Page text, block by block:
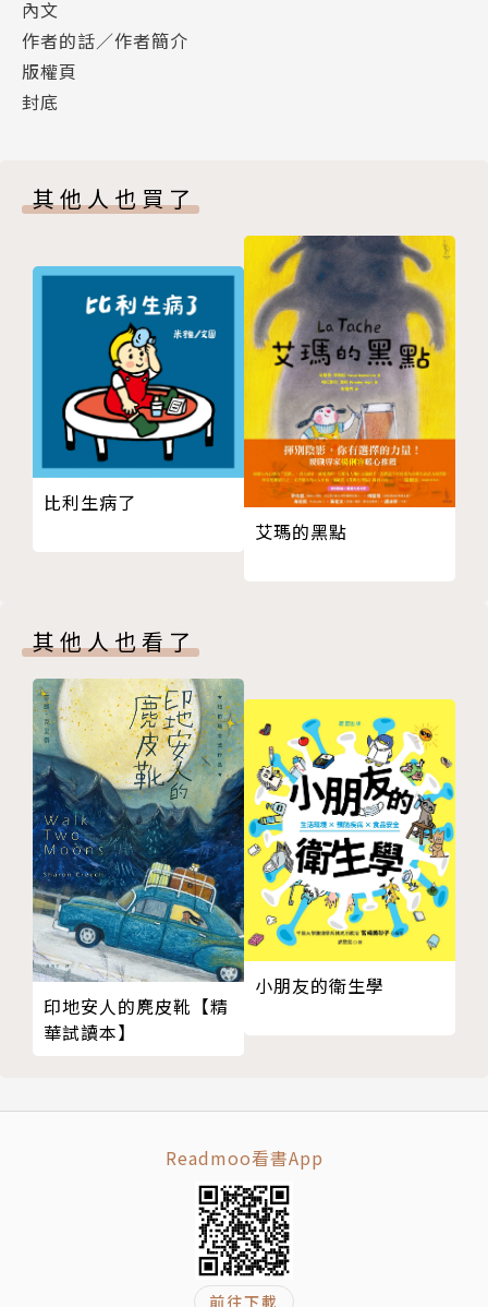
繪本閱讀推廣者暨親職作家/李貞慧
一起來彎樂‧彎彎的語文遊樂園/彎彎老師
【人物介紹】
小河童
張，雖然努力適應新環境的生活，但仍想念故鄉的一
班上的新同學，是一隻耳朵缺一角的小鳥，因為語言的
隔閡使得他難以融入新學校，善良的小河童會怎麼幫助
坐在小河童隔壁，不愛說話，只會低頭看自己的書，讓
小河童以為自己被討厭，但實際上是波奇非常害羞的緣
故。
麻亞
時常「哈哈哈哈哈」笑，個性大而化之，例如：容易弄
個性溫柔，主動照顧需要幫助的同學。
【故事大綱】
小河童的班上來了一位新同學，名叫啾啾，他是一隻耳
朵缺一角的小鳥。因為外觀上的「不一樣」，導致他長
期受到其他鳥類同伴不友善的對愛；也因為語言不同與
溝通不良，啾啾始終沒辦法融入山上小學這個新環境，
班上同學們甚至開始覺得啾啾就是個麻煩人物，才會被
以前的同伴排擠。
但小河童不這麼想，雖然無法用語言和啾啾溝通，他會
這樣一定是有原因的。
只是，到底該怎麼幫助啾啾呢？
孩子在初次進入到一個新環境時，無論是初次上幼兒
理狀態，本系列書透過作者創造的小河童角色，以系列
繪本的方式探討孩童進入新環境，即將面臨到的狀況，
並以小河童的心理感受，讓孩子融入故事情節中，幫助
孩子面對人際相處上會遇到的各種問題，讓孩子更清楚
的表達自我，同理他人。
小河童成長繪本1轉學的第一天
內文
作者的話／作者簡介
版權頁
封底
其他人也買了
比利生病了
艾瑪的黑點
其他人也看了
印地安人的麂皮靴【精
華試讀本】
小朋友的衛生學
Readmoo看書App
前往下載